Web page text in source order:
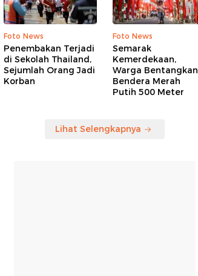
Foto News
Penembakan Terjadi
di Sekolah Thailand,
Sejumlah Orang Jadi
Korban
Foto News
Semarak
Kemerdekaan,
Warga Bentangkan
Bendera Merah
Putih 500 Meter
Lihat Selengkapnya